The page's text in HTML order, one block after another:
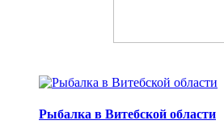
Рыбалка в Витебской области